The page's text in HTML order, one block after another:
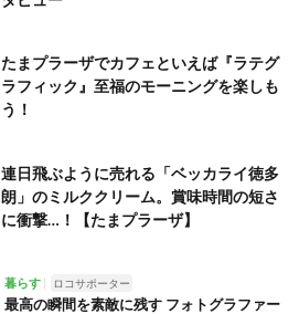
たまプラーザでカフェといえば『ラテグ
ラフィック』至福のモーニングを楽しも
う！
連日飛ぶように売れる「ベッカライ徳多
朗」のミルククリーム。賞味時間の短さ
に衝撃…！【たまプラーザ】
暮らす ロコサポーター
最高の瞬間を素敵に残す フォトグラファー